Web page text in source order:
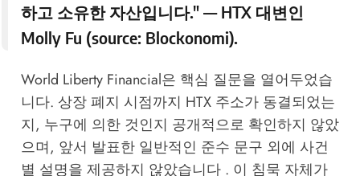
하고 소유한 자산입니다." — HTX 대변인
Molly Fu (source: Blockonomi).
World Liberty Financial은 핵심 질문을 열어두었습
니다. 상장 폐지 시점까지 HTX 주소가 동결되었는
지, 누구에 의한 것인지 공개적으로 확인하지 않았
으며, 앞서 발표한 일반적인 준수 문구 외에 사건
별 설명을 제공하지 않았습니다 . 이 침묵 자체가